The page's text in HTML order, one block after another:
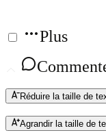
Plus
Réduire la taille de
Agrandir la taille de